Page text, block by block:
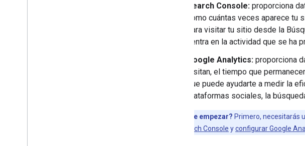
Search Console: proporciona
como cuántas veces aparece
para visitar tu sitio desde la
centra en la actividad que se
Google Analytics: proporciona
visitan, el tiempo que
que puede ayudarte a medir la
plataformas sociales, la
¿Acabas de empezar? Primero, necesitarás
tu sitio en Search Console yconfigurar Google